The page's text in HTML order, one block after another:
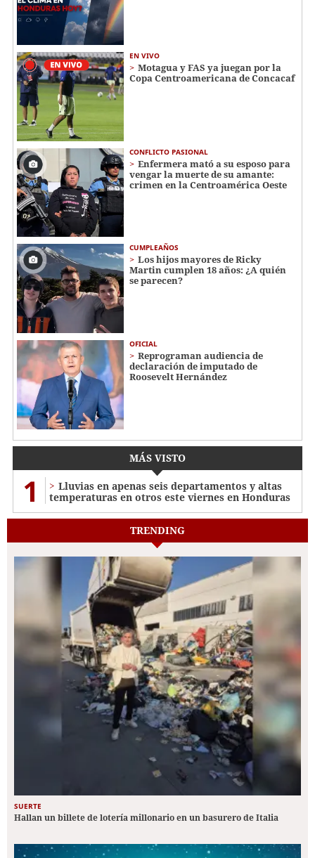
EN VIVO
Motagua y FAS ya juegan por la
Copa Centroamericana de Concacaf
CONFLICTO PASIONAL
Enfermera mató a su esposo para
vengar la muerte de su amante:
crimen en la Centroamérica Oeste
CUMPLEAÑOS
Los hijos mayores de Ricky
Martin cumplen 18 años: ¿A quién
se parecen?
OFICIAL
Reprograman audiencia de
declaración de imputado de
Roosevelt Hernández
MÁS VISTO
1
Lluvias en apenas seis departamentos y altas
temperaturas en otros este viernes en Honduras
TRENDING
SUERTE
Hallan un billete de lotería millonario en un basurero de Italia